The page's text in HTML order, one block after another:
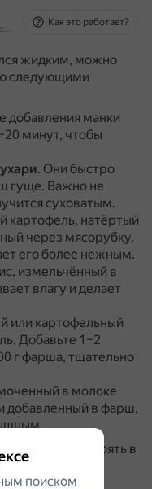
На основе источников, возможны неточности
Как это работает?
жидким, можно
следующими
добавления манки
минут, чтобы
. Они быстро
гуще. Важно не
суховатым.
картофель, натёртый
через мясорубку,
его более нежным.
измельчённый в
влагу и делает
или картофельный
Добавьте 1–2
г фарша, тщательно
в молоке
добавленный в фарш,
фаршу постоять в
а фаршу стать
поиском